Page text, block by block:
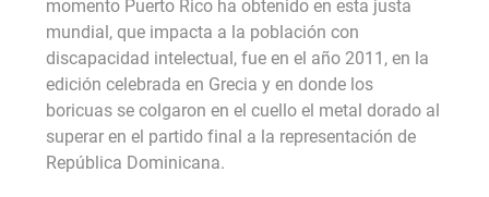
momento Puerto Rico ha obtenido en esta justa
mundial, que impacta a la población con
discapacidad intelectual, fue en el año 2011, en la
edición celebrada en Grecia y en donde los
boricuas se colgaron en el cuello el metal dorado al
superar en el partido final a la representación de
República Dominicana.